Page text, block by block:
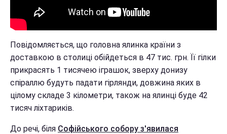
Повідомляється, що головна ялинка країни з
доставкою в столиці обійдеться в 47 тис. грн. Її гілки
прикрасять 1 тисячею іграшок, зверху донизу
спіраллю будуть падати гірлянди, довжина яких в
цілому складе 3 кілометри, також на ялинці буде 42
тисяч ліхтариків.
До речі, біля Софійського собору з'явилася